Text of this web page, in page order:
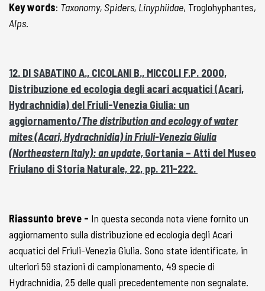
Key words: Taxonomy, Spiders, Linyphiidae, Troglohyphantes,
Alps.
12. DI SABATINO A., CICOLANI B., MICCOLI F.P. 2000,
Distribuzione ed ecologia degli acari acquatici (Acari,
Hydrachnidia) del Friuli-Venezia Giulia: un
aggiornamento/The distribution and ecology of water
mites (Acari, Hydrachnidia) in Friuli-Venezia Giulia
(Northeastern Italy): an update,Gortania – Atti del Museo
Friulano di Storia Naturale, 22, pp. 211-222.
Riassunto breve - In questa seconda nota viene fornito un
aggiornamento sulla distribuzione ed ecologia degli Acari
acquatici del Friuli-Venezia Giulia. Sono state identificate, in
ulteriori 59 stazioni di campionamento, 49 specie di
Hydrachnidia, 25 delle quali precedentemente non segnalate.